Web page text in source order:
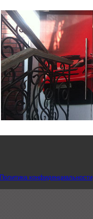
Политика конфиденциальности